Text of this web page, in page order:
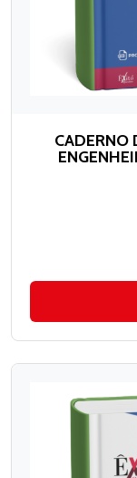
CADERNO